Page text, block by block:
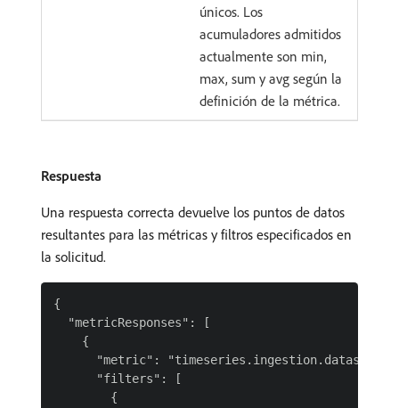
únicos. Los
acumuladores admitidos
actualmente son min,
max, sum y avg según la
definición de la métrica.
Respuesta
Una respuesta correcta devuelve los puntos de datos
resultantes para las métricas y filtros especificados en
la solicitud.
{
  "metricResponses": [
    {
"metric":
      "filters": [
        {